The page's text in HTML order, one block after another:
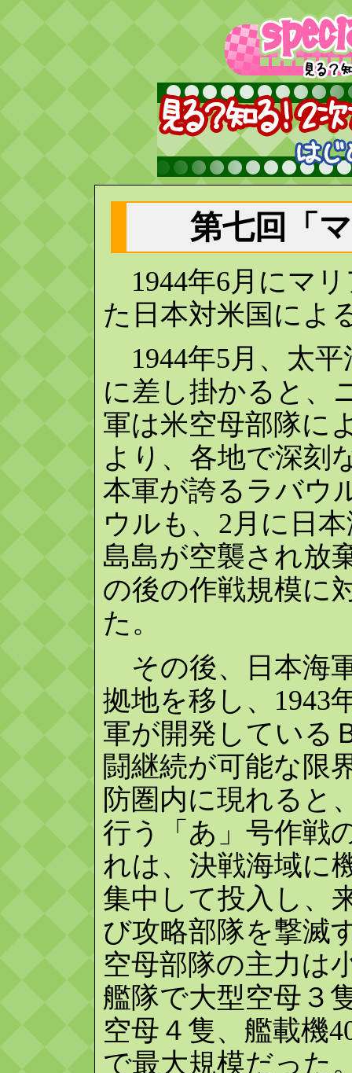
第七回「
1944年6月にマ
た日本対米国によ
1944年5月、太
に差し掛かると、
軍は米空母部隊に
より、各地で深刻
本軍が誇るラバウ
ウルも、2月に日
島島が空襲され放
の後の作戦規模に
た。
その後、日本海
拠地を移し、1943
軍が開発している
闘継続が可能な限
防圏内に現れると
行う「あ」号作戦
れは、決戦海域に
集中して投入し、
び攻略部隊を撃滅
空母部隊の主力は
艦隊で大型空母３
空母４隻、艦載機
で最大規模だった